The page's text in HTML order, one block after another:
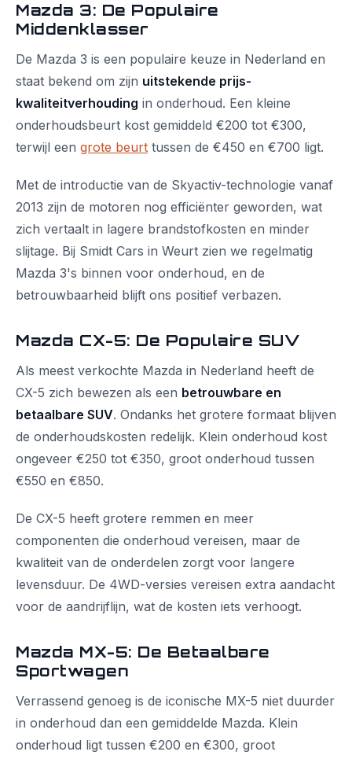
Mazda 3: De Populaire
Middenklasser
De Mazda 3 is een populaire keuze in Nederland en
staat bekend om zijn uitstekende prijs-
kwaliteitverhouding in onderhoud. Een kleine
onderhoudsbeurt kost gemiddeld €200 tot €300,
terwijl een grote beurt tussen de €450 en €700 ligt.
Met de introductie van de Skyactiv-technologie vanaf
2013 zijn de motoren nog efficiënter geworden, wat
zich vertaalt in lagere brandstofkosten en minder
slijtage. Bij Smidt Cars in Weurt zien we regelmatig
Mazda 3's binnen voor onderhoud, en de
betrouwbaarheid blijft ons positief verbazen.
Mazda CX-5: De Populaire SUV
Als meest verkochte Mazda in Nederland heeft de
CX-5 zich bewezen als een betrouwbare en
betaalbare SUV. Ondanks het grotere formaat blijven
de onderhoudskosten redelijk. Klein onderhoud kost
ongeveer €250 tot €350, groot onderhoud tussen
€550 en €850.
De CX-5 heeft grotere remmen en meer
componenten die onderhoud vereisen, maar de
kwaliteit van de onderdelen zorgt voor langere
levensduur. De 4WD-versies vereisen extra aandacht
voor de aandrijflijn, wat de kosten iets verhoogt.
Mazda MX-5: De Betaalbare
Sportwagen
Verrassend genoeg is de iconische MX-5 niet duurder
in onderhoud dan een gemiddelde Mazda. Klein
onderhoud ligt tussen €200 en €300, groot